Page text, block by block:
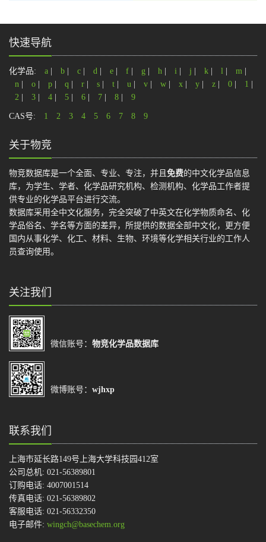
快速导航
化学品: a b c d e f g h i j k l m
n
o p q r s t u v w x y z 0 1
2
3 4 5 6 7 8 9
CAS号: 1 2 3 4 5 6 7 8 9
关于物竞
物竞数据库是一个全面、专业、专注，并且 免费的中文化学品信息
库，为学生、学者、化学品研究机构、检测机构、化学品工作者提
供专业的化学品平台进行交流。
数据库采用全中文化服务，完全突破了中英文在化学物质命名、化
学品俗名、学名等方面的差异，所提供的数据全部中文化，更方便
国内从事化学、化工、材料、生物、环境等化学相关行业的工作人
员查询使用。
关注我们
微信账号： 物竞化学品数据库
微博账号： wjhxp
联系我们
上海市延长路149号上海大学科技园412室
公司总机: 021-56389801
订购电话: 4007001514
传真电话: 021-56389802
客服电话: 021-56332350
电子邮件: wingch@basechem.org